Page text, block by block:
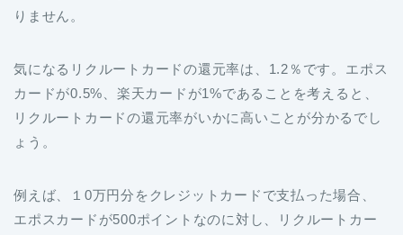
りません。
気になるリクルートカードの還元率は、1.2％です。エポス
カードが0.5%、楽天カードが1%であることを考えると、
リクルートカードの還元率がいかに高いことが分かるでし
ょう。
例えば、１0万円分をクレジットカードで支払った場合、
エポスカードが500ポイントなのに対し、リクルートカー